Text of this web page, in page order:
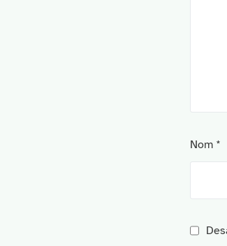
Nom *